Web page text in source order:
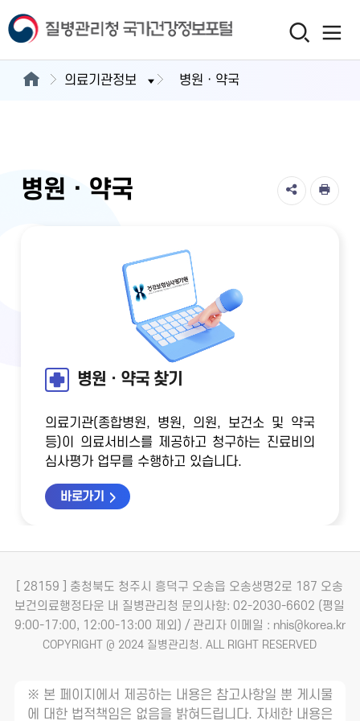
의료기관정보 병원ㆍ약국
병원ㆍ약국
병원ㆍ약국 찾기
의료기관(종합병원, 병원, 의원, 보건소 및 약국
등)이 의료서비스를 제공하고 청구하는 진료비의
심사평가 업무를 수행하고 있습니다.
바로가기
[ 28159 ] 충청북도 청주시 흥덕구 오송읍 오송생명2로 187 오송
보건의료행정타운 내 질병관리청 문의사항: 02-2030-6602 (평일
9:00-17:00, 12:00-13:00 제외) / 관리자 이메일 : nhis@korea.kr
COPYRIGHT @ 2024 질병관리청. ALL RIGHT RESERVED
※ 본 페이지에서 제공하는 내용은 참고사항일 뿐 게시물
에 대한 법적책임은 없음을 밝혀드립니다. 자세한 내용은